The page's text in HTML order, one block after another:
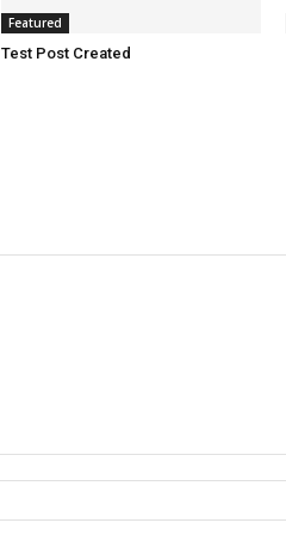
Featured
Test Post Created